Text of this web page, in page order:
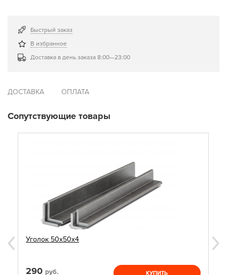
Быстрый заказ
В избранное
Доставка в день заказа 8:00—23:00
ДОСТАВКА ОПЛАТА
Сопутствующие товары
Уголок 50х50х4
290 руб. КУПИТЬ